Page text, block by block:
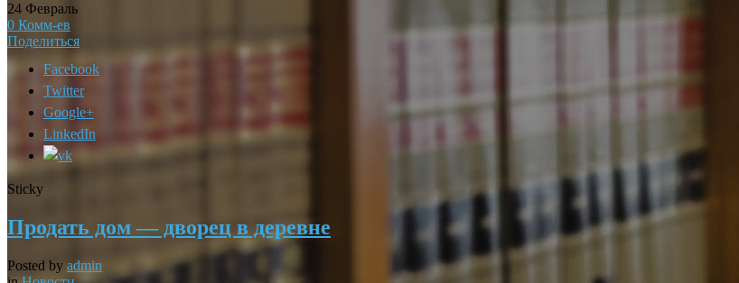
24 Февраль
0 Комм-ев
Поделиться
Facebook
Twitter
Google+
LinkedIn
Sticky
Продать дом — дворец в деревне
Posted by admin